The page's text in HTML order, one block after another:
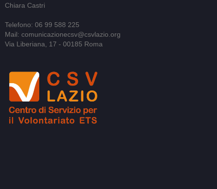
Chiara Castri
Telefono: 06 99 588 225
Mail: comunicazionecsv@csvlazio.org
Via Liberiana, 17 - 00185 Roma